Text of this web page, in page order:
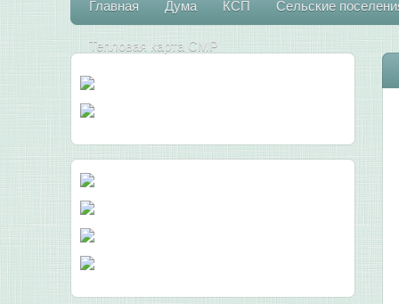
Главная Дума КСП Сельские
Тепловая карта СМР